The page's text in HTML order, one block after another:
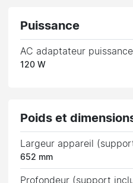
Puissance
AC adaptateur puissance
120 W
Poids et
Largeur appareil
652 mm
Profondeur (support